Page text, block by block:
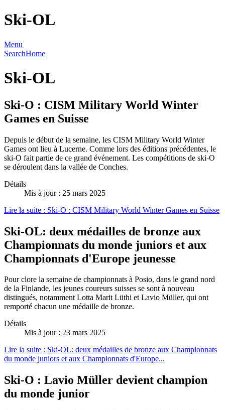
Ski-OL
Menu
SearchHome
Ski-OL
Ski-O : CISM Military World Winter
Games en Suisse
Depuis le début de la semaine, les CISM Military World Winter
Games ont lieu à Lucerne. Comme lors des éditions précédentes, le
ski-O fait partie de ce grand événement. Les compétitions de ski-O
se déroulent dans la vallée de Conches.
Détails
Mis à jour : 25 mars 2025
Lire la suite : Ski-O : CISM Military World Winter Games en Suisse
Ski-OL: deux médailles de bronze aux
Championnats du monde juniors et aux
Championnats d'Europe jeunesse
Pour clore la semaine de championnats à Posio, dans le grand nord
de la Finlande, les jeunes coureurs suisses se sont à nouveau
distingués, notamment Lotta Marit Lüthi et Lavio Müller, qui ont
remporté chacun une médaille de bronze.
Détails
Mis à jour : 23 mars 2025
Lire la suite : Ski-OL: deux médailles de bronze aux Championnats
du monde juniors et aux Championnats d'Europe...
Ski-O : Lavio Müller devient champion
du monde junior